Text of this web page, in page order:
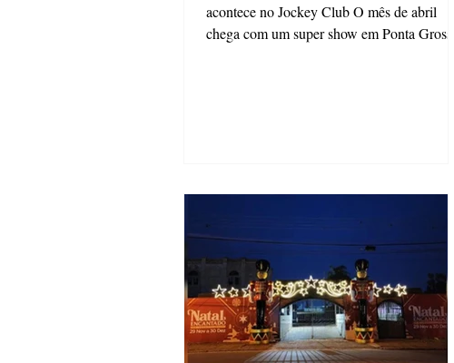
acontece no Jockey Club O mês de abril
chega com um super show em Ponta Grossa.